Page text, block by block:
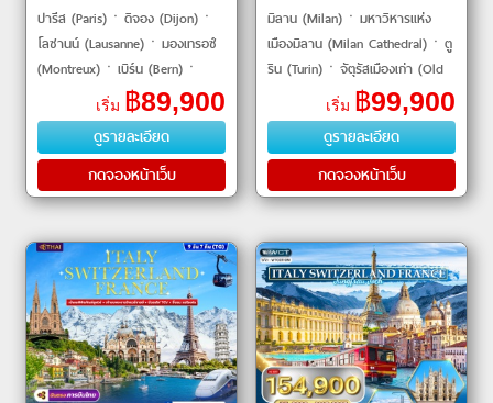
ปารีส (Paris)ㆍดิจอง (Dijon)ㆍ
โลซานน์ (Lausanne)ㆍมองเทรอซ์
(Montreux)ㆍเบิร์น (Bern)ㆍ
อินเตอร์ลาเก้น (Interlaken)ㆍลู
เซิร์น (Lucerne)ㆍซูริค (Zurich)ㆍ
ซุก (Zug)ㆍโ�
เริ่ม ฿89,900
ดูรายละเอียด
กดจองหน้าเว็บ
มิลาน (Milan)ㆍมหาวิหารแห่ง
เมืองมิลาน (Milan Cathedral)ㆍตู
ริน (Turin)ㆍจัตุรัสเมืองเก่า (Old
Town Square)ㆍชาโมนิกซ์ มงบล็
อง (Chamonix-Mont-Blanc)ㆍ
ยอดเขา
เริ่ม ฿99,900
ดูรายละเอียด
กดจองหน้าเว็บ